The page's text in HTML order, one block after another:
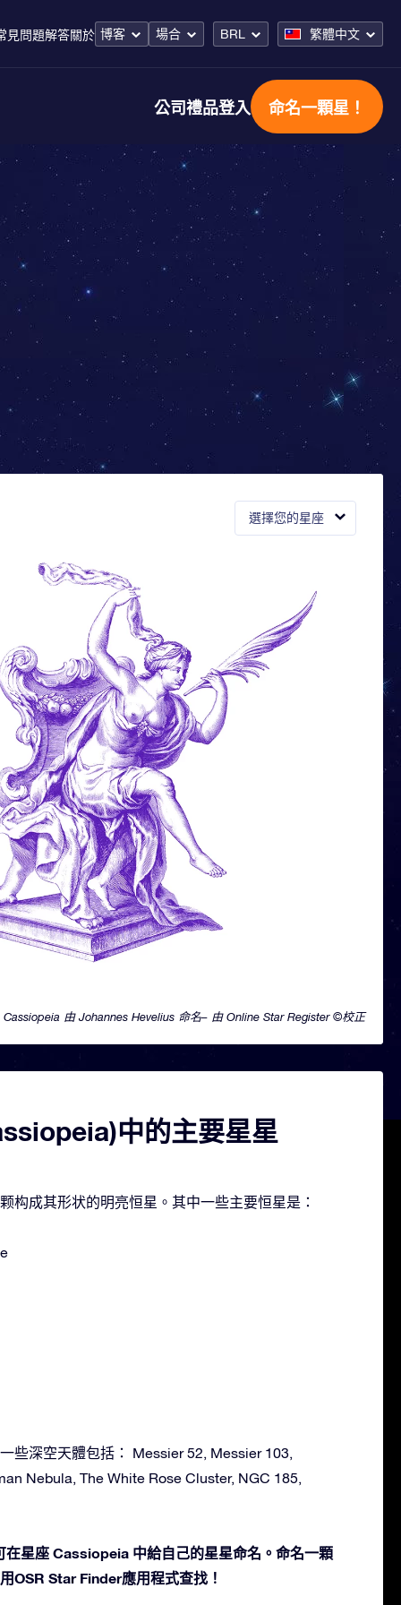
見問題解答關於 博客 場合 BRL 繁體中文
公司禮品登入 命名一顆星！
選擇您的星座
Cassiopeia 由 Johannes Hevelius 命名– 由 Online Star Register ©校正
中的主要星星
构成其形状的明亮恒星。其中一些主要恒星是：
些深空天體包括： Messier 52, Messier 103,
Nebula, The White Rose Cluster, NGC 185,
在星座 Cassiopeia 中給自己的星星命名。命名一顆
OSR Star Finder應用程式查找！